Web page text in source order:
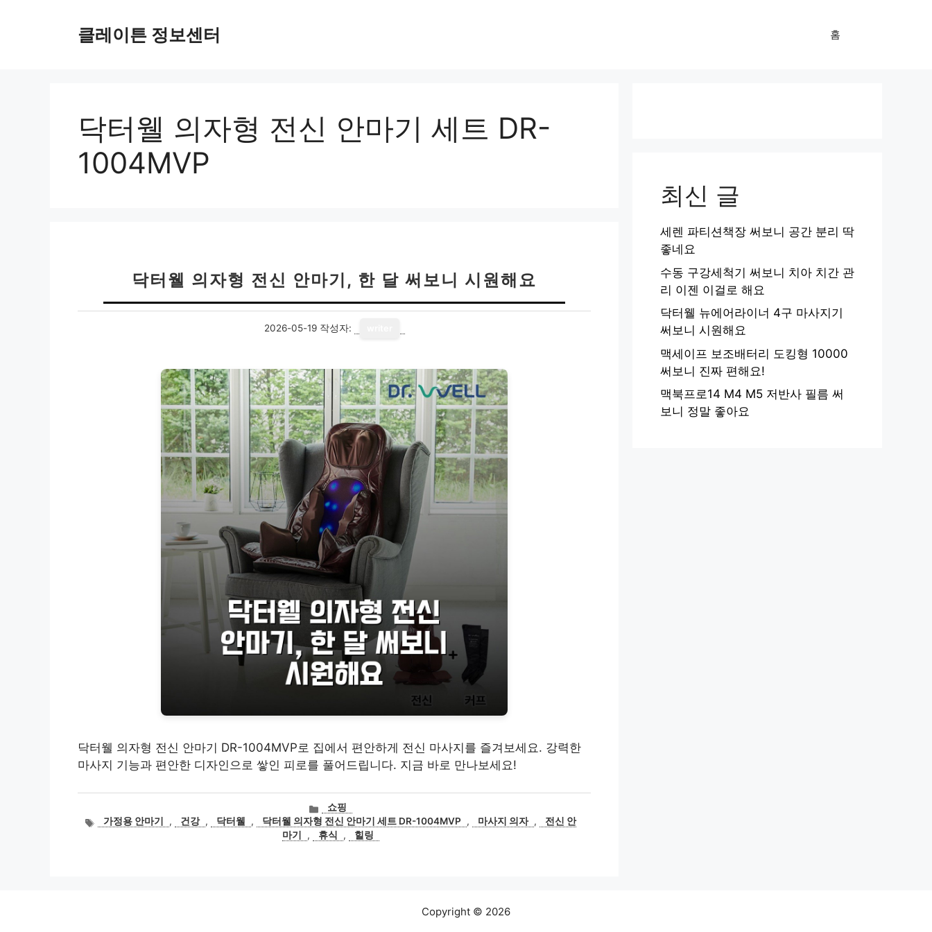
클레이튼 정보센터 홈
닥터웰 의자형 전신 안마기 세트 DR-
1004MVP
닥터웰 의자형 전신 안마기, 한 달 써보니 시원해요
2026-05-19 작성자:
닥터웰 의자형 전신 안마기 DR-1004MVP로 집에서 편안하게 전신 마사지를 즐겨보세요. 강력한
마사지 기능과 편안한 디자인으로 쌓인 피로를 풀어드립니다. 지금 바로 만나보세요!
카
테
고
쇼핑
태가정용 안마기 , 건강 , 닥터웰 , 닥터웰 의자형 전신 안마기 세트 DR-1004MVP , 마사지 의자 ,
전신 안
마기
, 휴식 , 힐링
최신 글
세렌 파티션책장 써보니 공간 분리 딱
좋네요
수동 구강세척기 써보니 치아 치간 관
리 이젠 이걸로 해요
닥터웰 뉴에어라이너 4구 마사지기
써보니 시원해요
맥세이프 보조배터리 도킹형 10000
써보니 진짜 편해요!
맥북프로14 M4 M5 저반사 필름 써
보니 정말 좋아요
Copyright © 2026